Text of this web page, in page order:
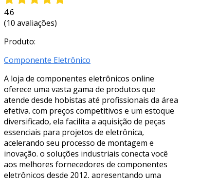
4.6
(10 avaliações)
Produto:
Componente Eletrônico
A loja de componentes eletrônicos online
oferece uma vasta gama de produtos que
atende desde hobistas até profissionais da área
efetiva. com preços competitivos e um estoque
diversificado, ela facilita a aquisição de peças
essenciais para projetos de eletrônica,
acelerando seu processo de montagem e
inovação. o soluções industriais conecta você
aos melhores fornecedores de componentes
eletrônicos desde 2012, apresentando uma